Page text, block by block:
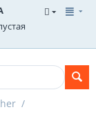
/